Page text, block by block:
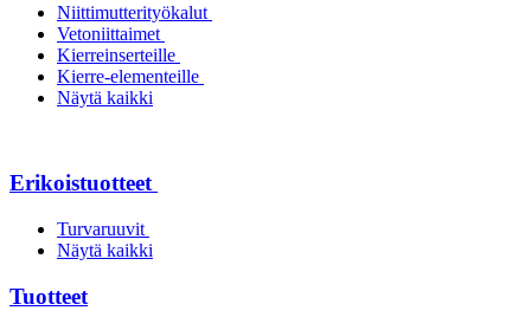
Niittimutterityökalut
Vetoniittaimet
Kierreinserteille
Kierre-elementeille
Näytä kaikki
Erikoistuotteet
Turvaruuvit
Näytä kaikki
Tuotteet